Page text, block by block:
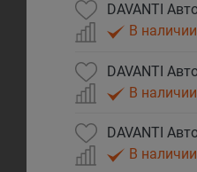
DAVANTI
В наличии
DAVANTI
В наличии
DAVANTI
В наличии